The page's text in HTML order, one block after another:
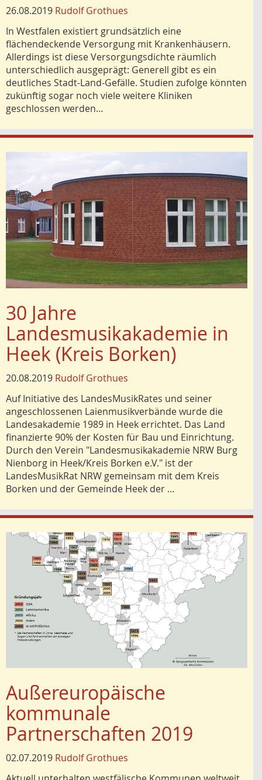
26.08.2019 Rudolf Grothues
In Westfalen existiert grundsätzlich eine
flächendeckende Versorgung mit Krankenhäusern.
Allerdings ist diese Versorgungsdichte räumlich
unterschiedlich ausgeprägt: Generell gibt es ein
deutliches Stadt-Land-Gefälle. Studien zufolge könnten
zukünftig sogar noch viele weitere Kliniken
geschlossen werden…
30 Jahre
Landesmusikakademie in
Heek (Kreis Borken)
20.08.2019 Rudolf Grothues
Auf Initiative des LandesMusikRates und seiner
angeschlossenen Laienmusikverbände wurde die
Landesakademie 1989 in Heek errichtet. Das Land
finanzierte 90% der Kosten für Bau und Einrichtung.
Durch den Verein "Landesmusikakademie NRW Burg
Nienborg in Heek/Kreis Borken e.V." ist der
LandesMusikRat NRW gemeinsam mit dem Kreis
Borken und der Gemeinde Heek der …
Außereuropäische
kommunale
Partnerschaften 2019
02.07.2019 Rudolf Grothues